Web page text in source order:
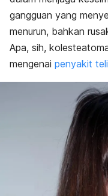
gangguan yang
menurun, bahkan
Apa, sih,
mengenai penyakit